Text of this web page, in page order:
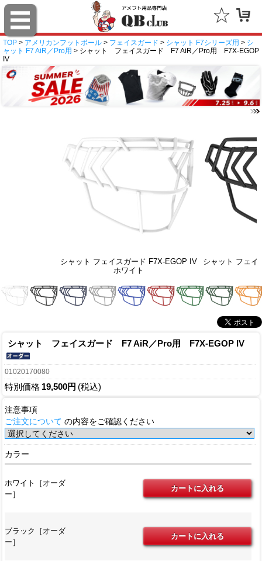
TOP > アメリカンフットボール > フェイスガード > シャット F7シリーズ用 > シ
ャット F7 AiR／Pro用 > シャット フェイスガード F7 AiR／Pro用 F7X-EGOP
IV
シャット フェイスガード F7X-EGOP IV
ホワイト
シャット フェイ
シャット フェイスガード F7 AiR／Pro用 F7X-EGOP IV
01020170080
特別価格 19,500円 (税込)
注意事項
ご注文について の内容をご確認ください
カラー
ホワイト［オーダ
ー］
ブラック［オーダ
ー］